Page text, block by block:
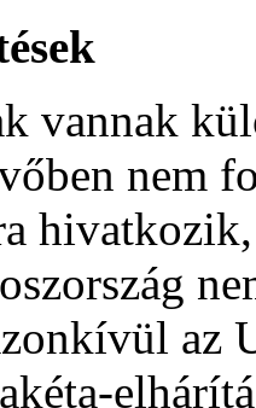
vannak
nem
az